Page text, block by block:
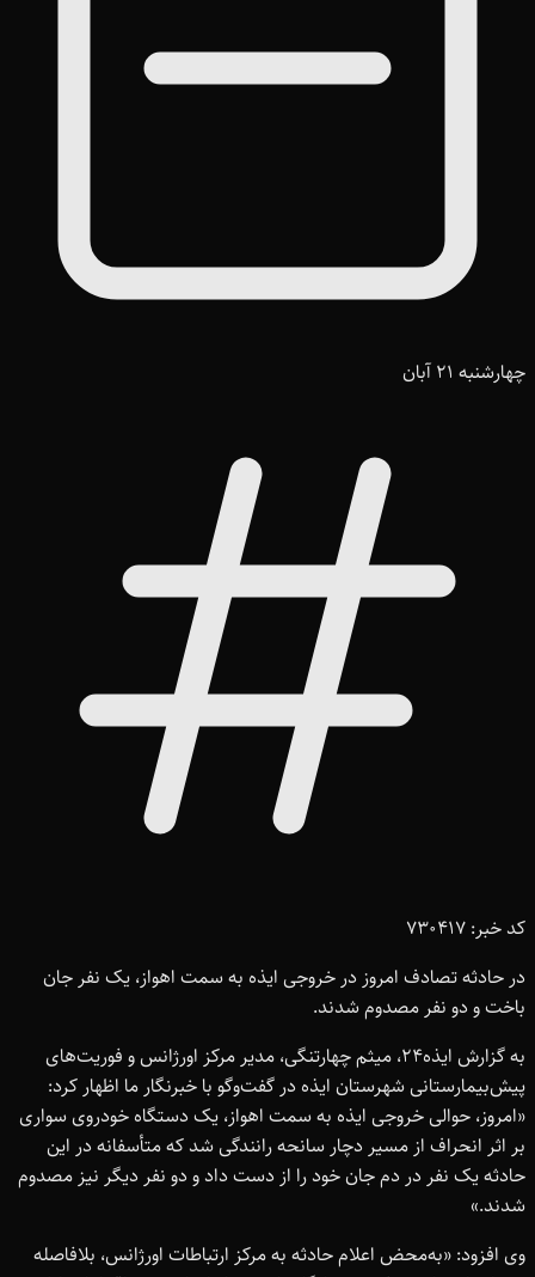
چهارشنبه 21 آبان
کد خبر: 730417
در حادثه تصادف امروز در خروجی ایذه به سمت اهواز، یک نفر جان
باخت و دو نفر مصدوم شدند.
به گزارش ایذه‌24، میثم چهارتنگی، مدیر مرکز اورژانس و فوریت‌های
پیش‌بیمارستانی شهرستان ایذه در گفت‌وگو با خبرنگار ما اظهار کرد:
«امروز، حوالی خروجی ایذه به سمت اهواز، یک دستگاه خودروی سواری
بر اثر انحراف از مسیر دچار سانحه رانندگی شد که متأسفانه در این
حادثه یک نفر در دم جان خود را از دست داد و دو نفر دیگر نیز مصدوم
شدند.»
وی افزود: «به‌محض اعلام حادثه به مرکز ارتباطات اورژانس، بلافاصله